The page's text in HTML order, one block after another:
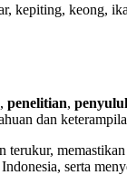
kepiting, keong,
, penelitian,
dan
serta